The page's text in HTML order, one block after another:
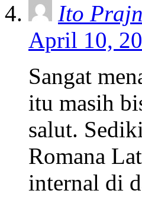
Ito
April 10,
Sangat
itu masih
salut.
Romana
internal di